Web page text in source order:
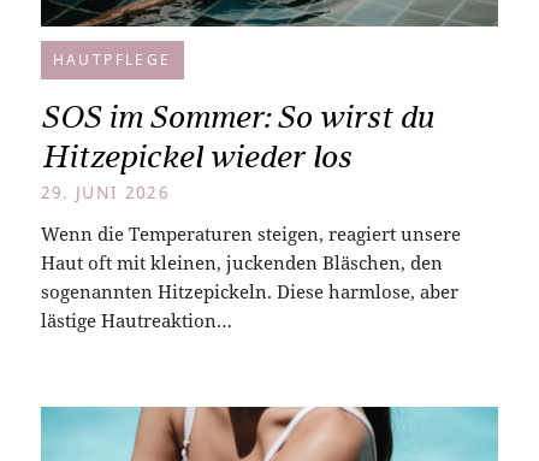
HAUTPFLEGE
SOS im Sommer: So wirst du
Hitzepickel wieder los
29. JUNI 2026
Wenn die Temperaturen steigen, reagiert unsere
Haut oft mit kleinen, juckenden Bläschen, den
sogenannten Hitzepickeln. Diese harmlose, aber
lästige Hautreaktion…